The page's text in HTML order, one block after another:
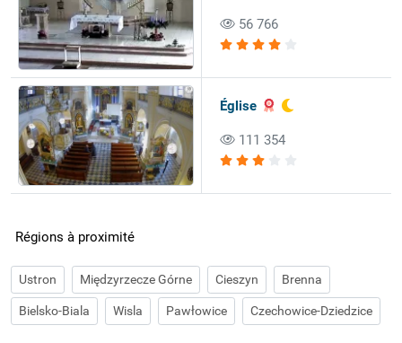
56 766
Église
111 354
Régions à proximité
Ustron Międzyrzecze Górne Cieszyn Brenna
Bielsko-Biala Wisla Pawłowice Czechowice-Dziedzice